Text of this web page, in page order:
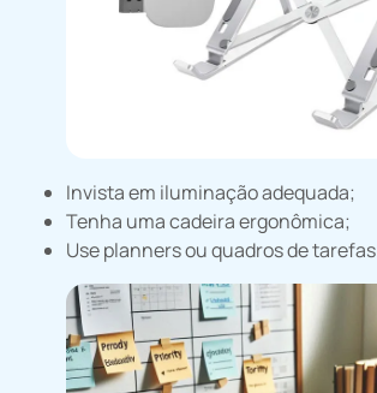
Invista em iluminação adequada;
Tenha uma cadeira ergonômica;
Use planners ou quadros de